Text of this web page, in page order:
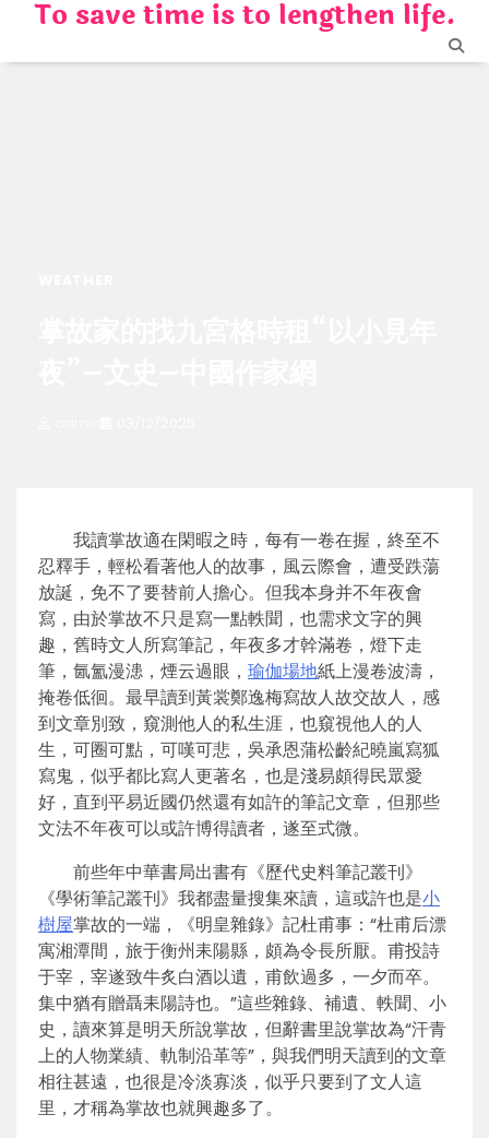
content
To save time is to lengthen life.
我讀掌故適在閑暇之時，每有一卷在握，終至不
忍釋手，輕松看著他人的故事，風云際會，遭受跌蕩
放誕，免不了要替前人擔心。但我本身并不年夜會
寫，由於掌故不只是寫一點軼聞，也需求文字的興
趣，舊時文人所寫筆記，年夜多才幹滿卷，燈下走
筆，氤氳漫漶，煙云過眼， 瑜伽場地紙上漫卷波濤，
掩卷低徊。最早讀到黃裳鄭逸梅寫故人故交故人，感
到文章別致，窺測他人的私生涯，也窺視他人的人
生，可圈可點，可嘆可悲，吳承恩蒲松齡紀曉嵐寫狐
寫鬼，似乎都比寫人更著名，也是淺易頗得民眾愛
好，直到平易近國仍然還有如許的筆記文章，但那些
文法不年夜可以或許博得讀者，遂至式微。
前些年中華書局出書有《歷代史料筆記叢刊》
《學術筆記叢刊》我都盡量搜集來讀，這或許也是小
樹屋掌故的一端，《明皇雜錄》記杜甫事：“杜甫后漂
寓湘潭間，旅于衡州耒陽縣，頗為令長所厭。甫投詩
于宰，宰遂致牛炙白酒以遺，甫飲過多，一夕而卒。
集中猶有贈聶耒陽詩也。”這些雜錄、補遺、軼聞、小
史，讀來算是明天所說掌故，但辭書里說掌故為“汗青
上的人物業績、軌制沿革等”，與我們明天讀到的文章
相往甚遠，也很是冷淡寡淡，似乎只要到了文人這
里，才稱為掌故也就興趣多了。